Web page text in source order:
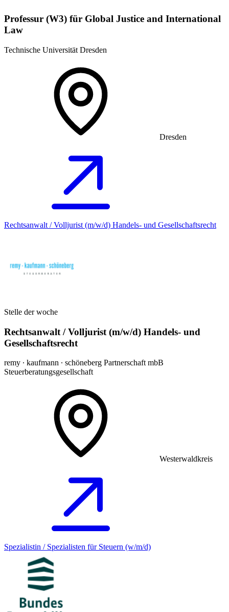
Professur (W3) für Global Justice and International
Law
Technische Universität Dresden
Dresden
Rechtsanwalt / Volljurist (m/w/d) Handels- und Gesellschaftsrecht
Stelle der woche
Rechtsanwalt / Volljurist (m/w/d) Handels- und
Gesellschaftsrecht
remy ∙ kaufmann ∙ schöneberg Partnerschaft mbB
Steuerberatungsgesellschaft
Westerwaldkreis
Spezialistin / Spezialisten für Steuern (w/m/d)